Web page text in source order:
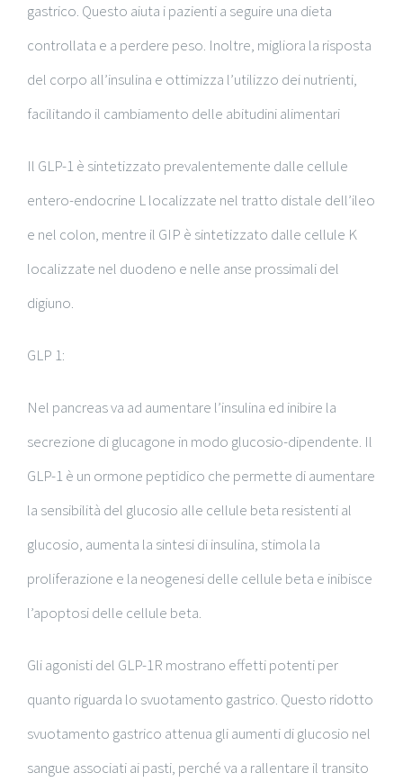
gastrico. Questo aiuta i pazienti a seguire una dieta
controllata e a perdere peso. Inoltre, migliora la risposta
del corpo all’insulina e ottimizza l’utilizzo dei nutrienti,
facilitando il cambiamento delle abitudini alimentari
Il GLP-1 è sintetizzato prevalentemente dalle cellule
entero-endocrine L localizzate nel tratto distale dell’ileo
e nel colon, mentre il GIP è sintetizzato dalle cellule K
localizzate nel duodeno e nelle anse prossimali del
digiuno.
GLP 1:
Nel pancreas va ad aumentare l’insulina ed inibire la
secrezione di glucagone in modo glucosio-dipendente. Il
GLP-1 è un ormone peptidico che permette di aumentare
la sensibilità del glucosio alle cellule beta resistenti al
glucosio, aumenta la sintesi di insulina, stimola la
proliferazione e la neogenesi delle cellule beta e inibisce
l’apoptosi delle cellule beta.
Gli agonisti del GLP-1R mostrano effetti potenti per
quanto riguarda lo svuotamento gastrico. Questo ridotto
svuotamento gastrico attenua gli aumenti di glucosio nel
sangue associati ai pasti, perché va a rallentare il transito